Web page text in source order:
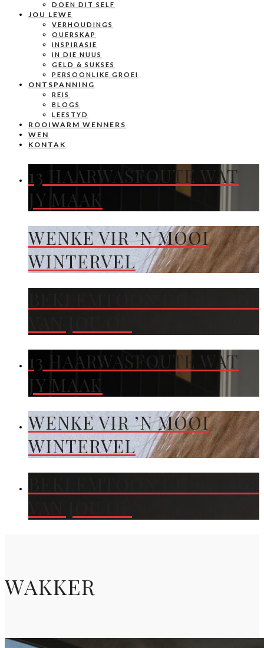
DOEN DIT SELF
JOU LEWE
VERHOUDINGS
OUERSKAP
INSPIRASIE
IN DIE NUUS
GELD & SUKSES
PERSOONLIKE GROEI
ONTSPANNING
REIS
BLOGS
LEESTYD
ROOIWARM WENNERS
WEN
KONTAK
13 HAARWASFOUTE WAT
JY MAAK
WENKE VIR ’N MOOI
WINTERVEL
13 HAARWASFOUTE WAT
JY MAAK
WENKE VIR ’N MOOI
WINTERVEL
WAKKER